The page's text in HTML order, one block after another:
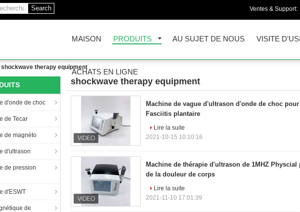
Search Ventes & Support:
MAISON PRODUITS AU SUJET DE NOUS VISITE
ACHATS EN LIGNE
shockwave therapy equipment
d'onde de choc
de Tecar
de magnéto
d'ultrason
de pression
d'ESWT
de
shockwave therapy equipment
Machine de vague d'ultrason d'onde de choc
Fasciitis plantaire
Lire la suite
2021-10-15 10:10:16
Machine de thérapie d'ultrason de 1MHZ
de la douleur de corps
Lire la suite
2021-11-10 17:01:39